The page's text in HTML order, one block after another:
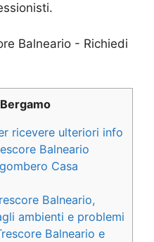
ricevere ulteriori info
Balneario
Casa
Balneario,
ambienti e problemi
Balneario e